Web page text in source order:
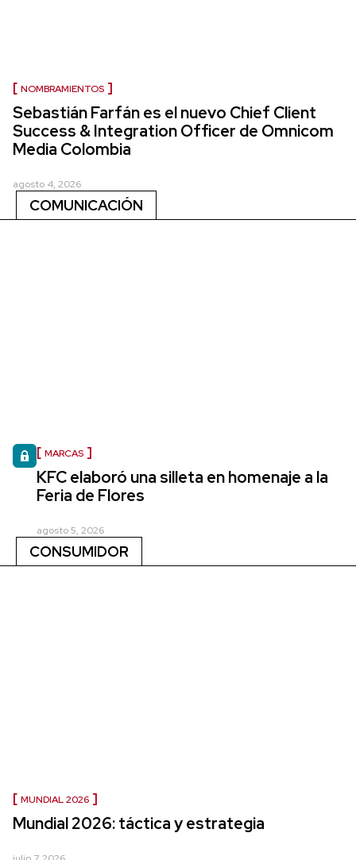
NOMBRAMIENTOS
Sebastián Farfán es el nuevo Chief Client
Success & Integration Officer de Omnicom
Media Colombia
agosto 4, 2026
COMUNICACIÓN
MARCAS
KFC elaboró una silleta en homenaje a la
Feria de Flores
agosto 5, 2026
CONSUMIDOR
MUNDIAL 2026
Mundial 2026: táctica y estrategia